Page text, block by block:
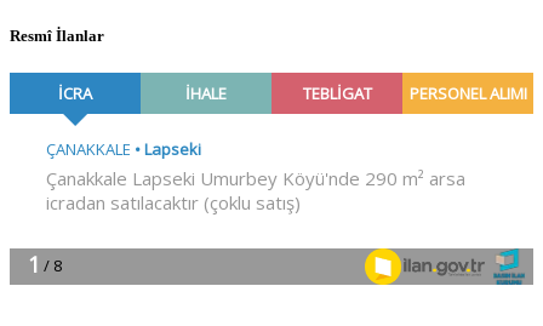
Resmî İlanlar